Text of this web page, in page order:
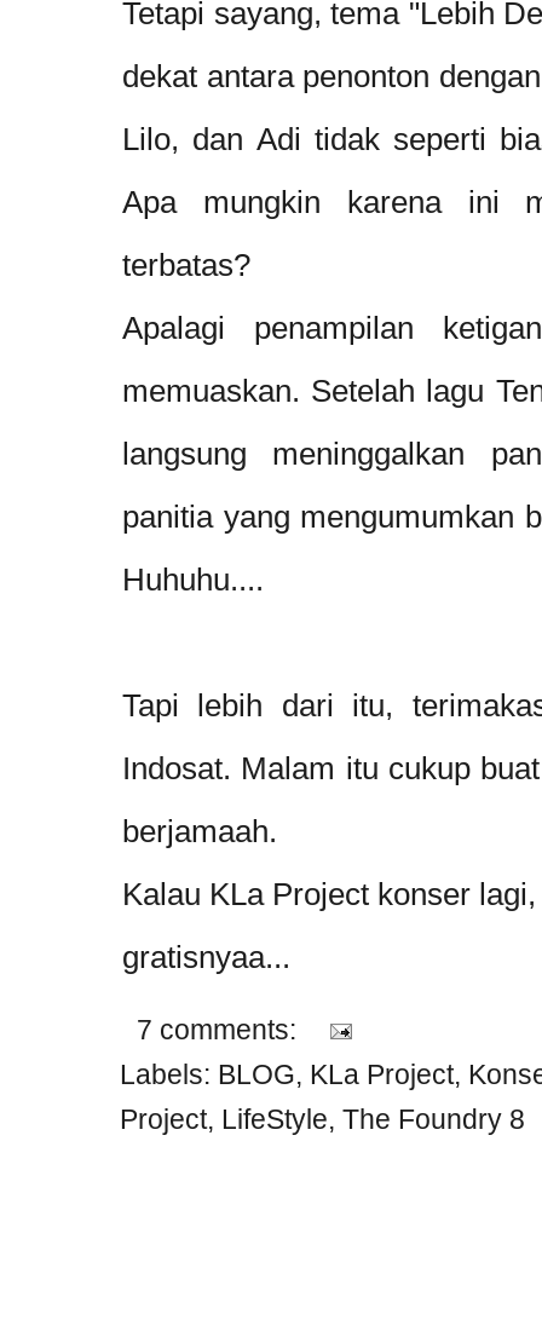
Tetapi sayang, tema "Lebih
dekat antara penonton
Lilo, dan Adi tidak seperti
Apa mungkin karena ini
terbatas?
Apalagi penampilan
memuaskan. Setelah lagu
langsung meninggalkan
panitia yang mengumumkan
Huhuhu....
Tapi lebih dari itu,
Indosat. Malam itu cukup
berjamaah.
Kalau KLa Project konser
gratisnyaa...
7 comments:
Labels: BLOG, KLa Project,
Project, LifeStyle, The Foundry 8